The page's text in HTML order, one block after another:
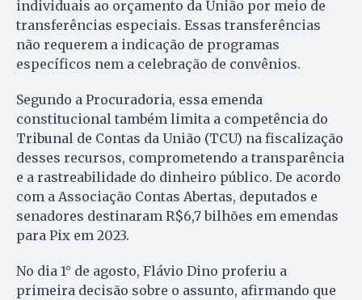
individuais ao orçamento da União por meio de
transferências especiais. Essas transferências
não requerem a indicação de programas
específicos nem a celebração de convênios.
Segundo a Procuradoria, essa emenda
constitucional também limita a competência do
Tribunal de Contas da União (TCU) na fiscalização
desses recursos, comprometendo a transparência
e a rastreabilidade do dinheiro público. De acordo
com a Associação Contas Abertas, deputados e
senadores destinaram R$6,7 bilhões em emendas
para Pix em 2023.
No dia 1° de agosto, Flávio Dino proferiu a
primeira decisão sobre o assunto, afirmando que